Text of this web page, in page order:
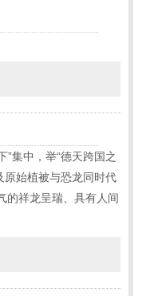
集中，举“德天跨国之
原始植被与恐龙同时代
的祥龙呈瑞、具有人间